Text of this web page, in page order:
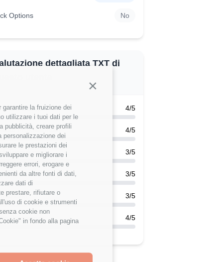
Continua senza accettare
la fruizione dei
utilizzare i tuoi dati per le
pubblicità, creare profili
personalizzazione dei
le prestazioni dei
e migliorare i
errori, erogare e
da altre fonti di dati,
dati di
prestare, rifiutare o
di cookie e strumenti
cookie non
in fondo alla pagina
Options No
dettagliata TXT di
Life Balance 4/5
Professionale 4/5
Tecnologico 3/5
3/5
3/5
Benessere 4/5